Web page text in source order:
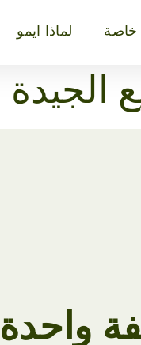
خاصة لماذا ايمو
الجيدة